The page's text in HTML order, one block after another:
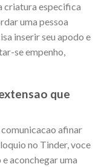
criatura especifica
uma pessoa
inserir seu apodo e
se empenho,
que
afinar
no Tinder, voce
aconchegar uma